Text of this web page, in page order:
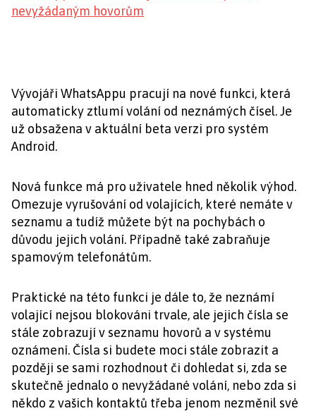
nevyžádaným hovorům
Vývojáři WhatsAppu pracují na nové funkci, která
automaticky ztlumí volání od neznámých čísel. Je
už obsažena v aktuální beta verzi pro systém
Android.
Nová funkce má pro uživatele hned několik výhod.
Omezuje vyrušování od volajících, které nemáte v
seznamu a tudíž můžete být na pochybách o
důvodu jejich volání. Případně také zabraňuje
spamovým telefonátům.
Praktické na této funkci je dále to, že neznámí
volající nejsou blokováni trvale, ale jejich čísla se
stále zobrazují v seznamu hovorů a v systému
oznámení. Čísla si budete moci stále zobrazit a
později se sami rozhodnout či dohledat si, zda se
skutečně jednalo o nevyžádané volání, nebo zda si
někdo z vašich kontaktů třeba jenom nezměnil své